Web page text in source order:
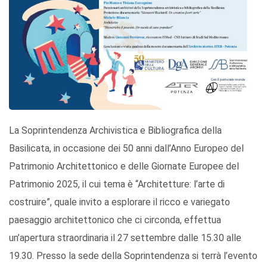
La Soprintendenza Archivistica e Bibliografica della
Basilicata, in occasione dei 50 anni dall’Anno Europeo del
Patrimonio Architettonico e delle Giornate Europee del
Patrimonio 2025, il cui tema è “Architetture: l’arte di
costruire”, quale invito a esplorare il ricco e variegato
paesaggio architettonico che ci circonda, effettua
un’apertura straordinaria il 27 settembre dalle 15.30 alle
19.30. Presso la sede della Soprintendenza si terrà l’evento